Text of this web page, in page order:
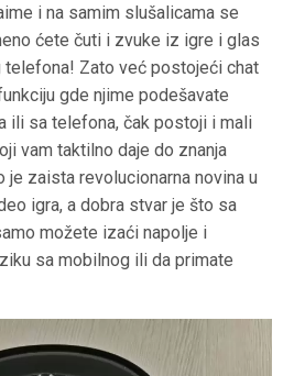
i na samim slušalicama se
ćete čuti i zvuke iz igre i glas
Zato već postojeći chat
gde njime podešavate
ili sa telefona, čak postoji i mali
vam taktilno daje do znanja
je zaista revolucionarna novina u
igra, a dobra stvar je što sa
možete izaći napolje i
sa mobilnog ili da primate